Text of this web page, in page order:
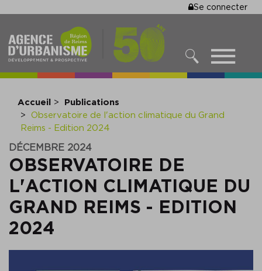
contenu
principal
MENU
DE
Se connecter
MENU
Accueil Publications
Observatoire de l'action climatique du Grand
Reims - Edition 2024
DÉCEMBRE 2024
OBSERVATOIRE DE
L'ACTION CLIMATIQUE DU
GRAND REIMS - EDITION
2024